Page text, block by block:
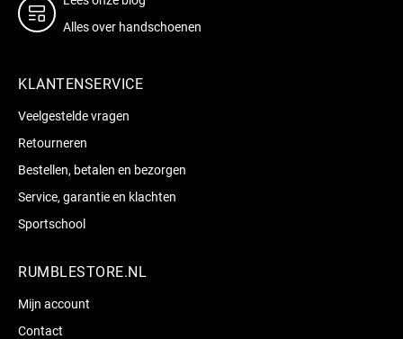
Alles over handschoenen
KLANTENSERVICE
Veelgestelde vragen
Retourneren
Bestellen, betalen en bezorgen
Service, garantie en klachten
Sportschool
RUMBLESTORE.NL
Mijn account
Contact